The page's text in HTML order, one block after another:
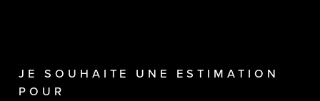
JE SOUHAITE UNE ESTIMATION
POUR